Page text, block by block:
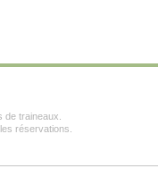
de traineaux.
réservations.